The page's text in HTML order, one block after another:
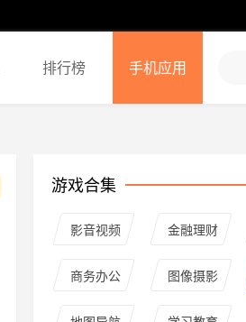
排行榜 手机应用
游戏合集
影音视频 金融理财
商务办公 图像摄影